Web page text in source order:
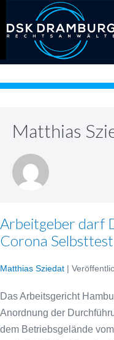
Inhalt
springen
Matthias
Arbeitgeber darf
Corona
Matthias Sziedat |
Das Arbeitsgericht
Anordnung der
dem Betriebsgelände